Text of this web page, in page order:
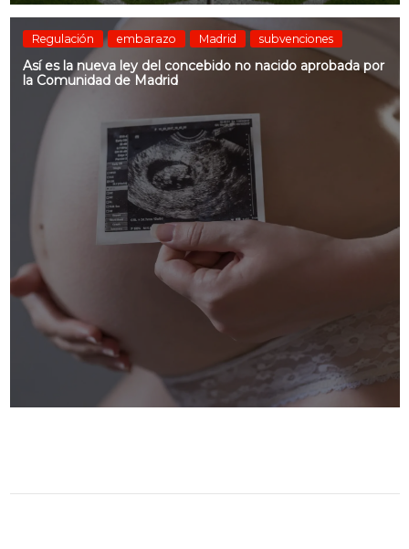
Regulación embarazo Madrid subvenciones
Así es la nueva ley del concebido no nacido aprobada por
la Comunidad de Madrid